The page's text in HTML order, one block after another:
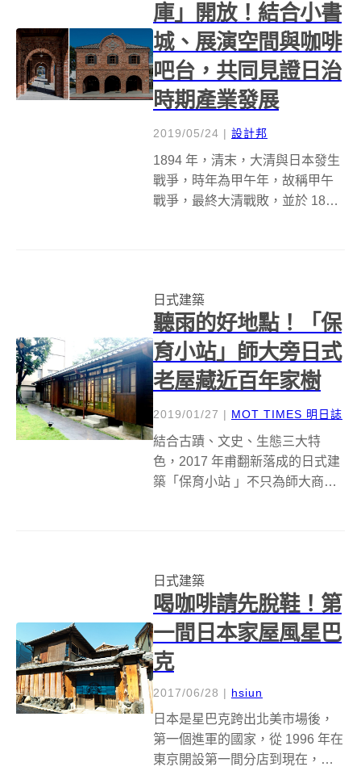
庫」開放！結合小書
城、展演空間與咖啡
吧台，共同見證日治
時期產業發展
2019/05/24 | 設計邦
1894 年，清末，大清與日本發生
戰爭，時年為甲午年，故稱甲午
戰爭，最終大清戰敗，並於 1895
牲巨大的武裝抗...
日式建築
聽雨的好地點！「保
育小站」師大旁日式
老屋藏近百年家樹
2019/01/27 | MOT TIMES 明日誌
結合古蹟、文史、生態三大特
色，2017 年甫翻新落成的日式建
築「保育小站 」不只為師大商圈
得一次轉身？近日有...
日式建築
喝咖啡請先脫鞋！第
一間日本家屋風星巴
克
2017/06/28 | hsiun
日本是星巴克跨出北美市場後，
第一個進軍的國家，從 1996 年在
東京開設第一間分店到現在，全